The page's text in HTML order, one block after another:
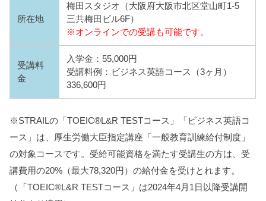
所在地
梅田スタジオ（大阪府大阪市北区堂山町1-5
三共梅田ビル6F）
※オンラインでの受講も可能です。
受講料
金
入学金：55,000円
受講料例：ビジネス英語コース（3ヶ月）
336,600円
※STRAILの「TOEIC®L&R TESTコース」「ビジネス英語コ
ース」は、厚生労働大臣指定講座「⼀般教育訓練給付制度」
の対象コースです。受給可能資格を満たす受講生の方は、受
講費用の20%（最⼤78,320円）の給付金を受けとれます。
（「TOEIC®L&R TESTコース」は2024年4⽉1⽇以降受講開